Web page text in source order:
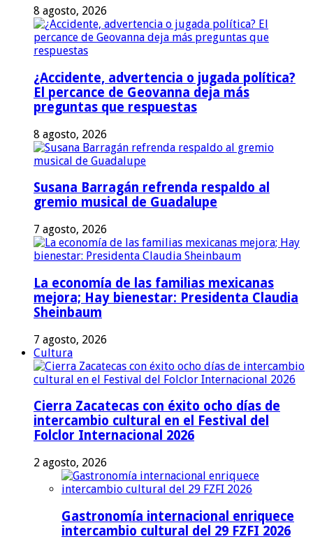
8 agosto, 2026
¿Accidente, advertencia o jugada política?
El percance de Geovanna deja más
preguntas que respuestas
8 agosto, 2026
Susana Barragán refrenda respaldo al
gremio musical de Guadalupe
7 agosto, 2026
La economía de las familias mexicanas
mejora; Hay bienestar: Presidenta Claudia
Sheinbaum
7 agosto, 2026
Cultura
Cierra Zacatecas con éxito ocho días de
intercambio cultural en el Festival del
Folclor Internacional 2026
2 agosto, 2026
Gastronomía internacional enriquece
intercambio cultural del 29 FZFI 2026